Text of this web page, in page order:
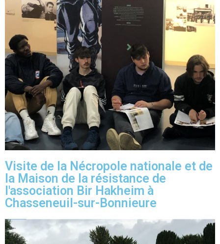
Visite de la Nécropole nationale et de
la Maison de la résistance de
l'association Bir Hakheim à
Chasseneuil-sur-Bonnieure